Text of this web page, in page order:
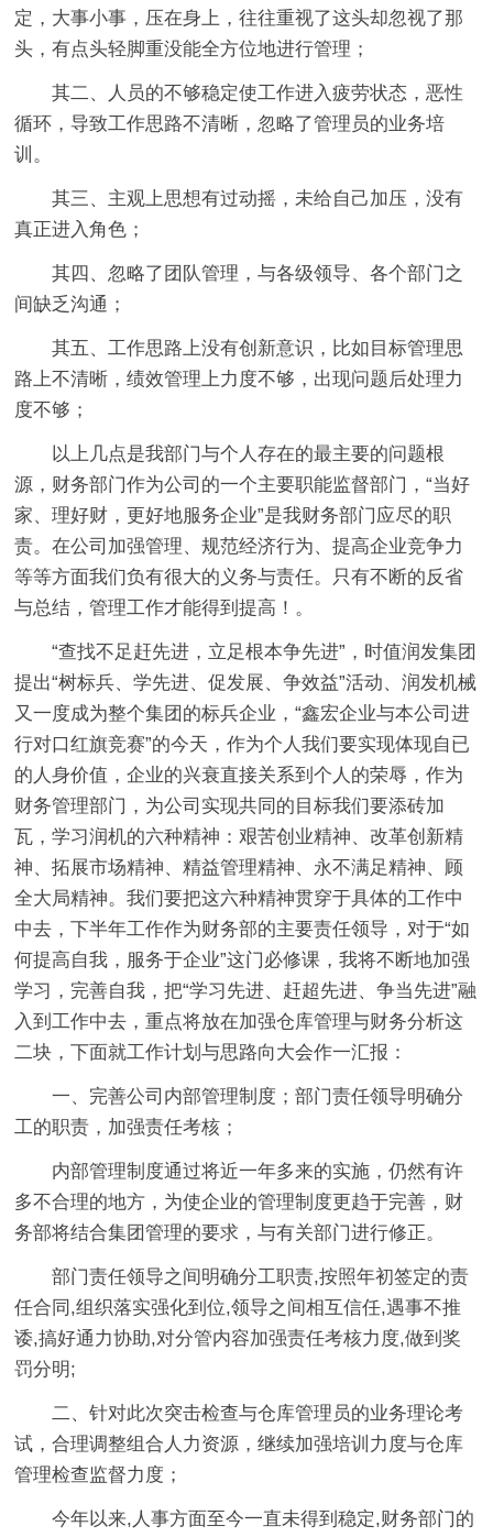
定，大事小事，压在身上，往往重视了这头却忽视了那
头，有点头轻脚重没能全方位地进行管理；
其二、人员的不够稳定使工作进入疲劳状态，恶性
循环，导致工作思路不清晰，忽略了管理员的业务培
训。
其三、主观上思想有过动摇，未给自己加压，没有
真正进入角色；
其四、忽略了团队管理，与各级领导、各个部门之
间缺乏沟通；
其五、工作思路上没有创新意识，比如目标管理思
路上不清晰，绩效管理上力度不够，出现问题后处理力
度不够；
以上几点是我部门与个人存在的最主要的问题根
源，财务部门作为公司的一个主要职能监督部门，“当好
家、理好财，更好地服务企业”是我财务部门应尽的职
责。在公司加强管理、规范经济行为、提高企业竞争力
等等方面我们负有很大的义务与责任。只有不断的反省
与总结，管理工作才能得到提高！。
“查找不足赶先进，立足根本争先进”，时值润发集团
提出“树标兵、学先进、促发展、争效益”活动、润发机械
又一度成为整个集团的标兵企业，“鑫宏企业与本公司进
行对口红旗竞赛”的今天，作为个人我们要实现体现自已
的人身价值，企业的兴衰直接关系到个人的荣辱，作为
财务管理部门，为公司实现共同的目标我们要添砖加
瓦，学习润机的六种精神：艰苦创业精神、改革创新精
神、拓展市场精神、精益管理精神、永不满足精神、顾
全大局精神。我们要把这六种精神贯穿于具体的工作中
中去，下半年工作作为财务部的主要责任领导，对于“如
何提高自我，服务于企业”这门必修课，我将不断地加强
学习，完善自我，把“学习先进、赶超先进、争当先进”融
入到工作中去，重点将放在加强仓库管理与财务分析这
二块，下面就工作计划与思路向大会作一汇报：
一、完善公司内部管理制度；部门责任领导明确分
工的职责，加强责任考核；
内部管理制度通过将近一年多来的实施，仍然有许
多不合理的地方，为使企业的管理制度更趋于完善，财
务部将结合集团管理的要求，与有关部门进行修正。
部门责任领导之间明确分工职责,按照年初签定的责
任合同,组织落实强化到位,领导之间相互信任,遇事不推
诿,搞好通力协助,对分管内容加强责任考核力度,做到奖
罚分明;
二、针对此次突击检查与仓库管理员的业务理论考
试，合理调整组合人力资源，继续加强培训力度与仓库
管理检查监督力度；
今年以来,人事方面至今一直未得到稳定,财务部门的